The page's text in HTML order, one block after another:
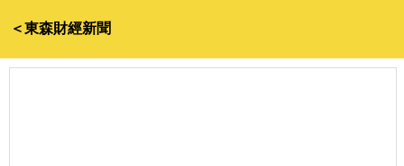
＜東森財經新聞